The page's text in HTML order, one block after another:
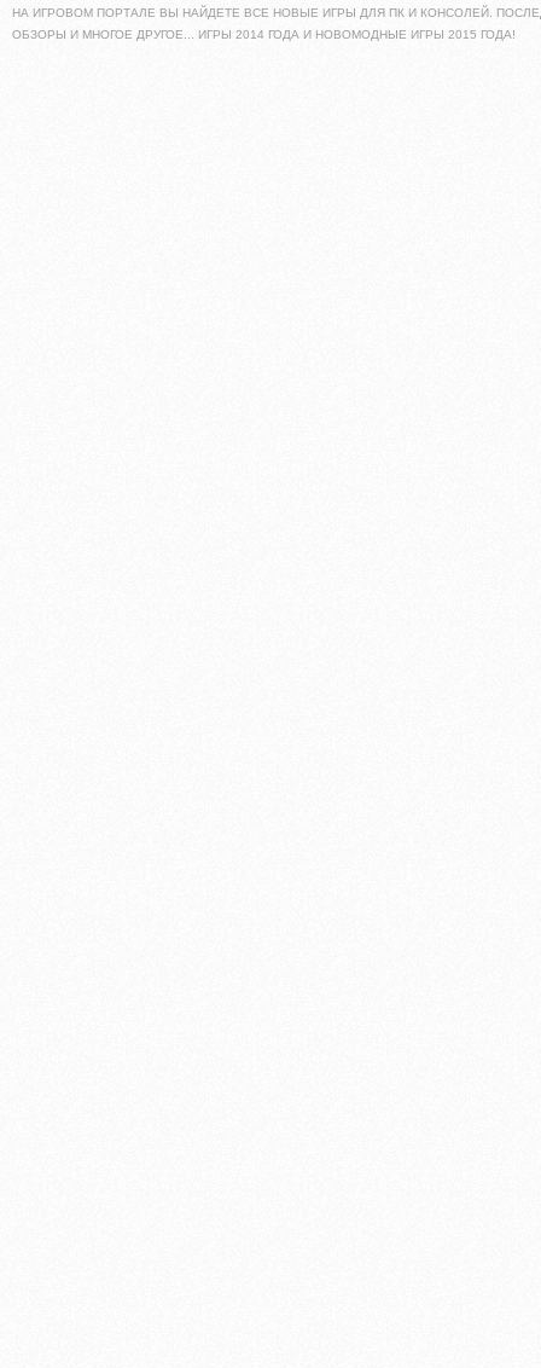
НА ИГРОВОМ ПОРТАЛЕ ВЫ НАЙДЕТЕ ВСЕ НОВЫЕ ИГРЫ ДЛЯ ПК И КОНСОЛЕЙ.
ОБЗОРЫ И МНОГОЕ ДРУГОЕ... ИГРЫ 2014 ГОДА И НОВОМОДНЫЕ ИГРЫ 2015 ГОДА!